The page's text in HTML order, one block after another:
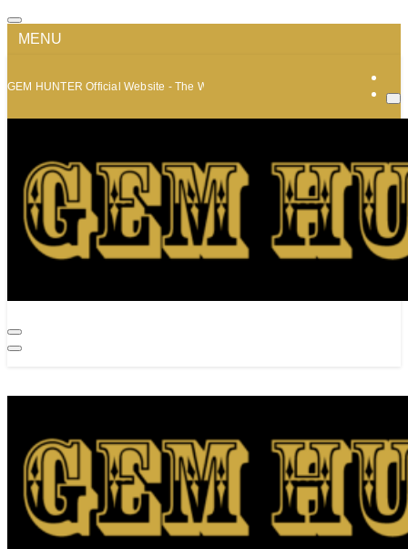
MENU
GEM HUNTER Official Website - The World of Minerals and Jewelry